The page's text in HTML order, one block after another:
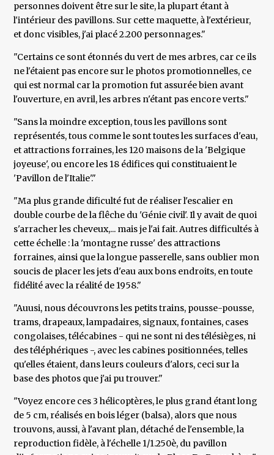
personnes doivent être sur le site, la plupart étant à
l'intérieur des pavillons. Sur cette maquette, à l'extérieur,
et donc visibles, j'ai placé 2.200 personnages."
"Certains ce sont étonnés du vert de mes arbres, car ce ils
ne l'étaient pas encore sur le photos promotionnelles, ce
qui est normal car la promotion fut assurée bien avant
l'ouverture, en avril, les arbres n'étant pas encore verts."
"Sans la moindre exception, tous les pavillons sont
représentés, tous comme le sont toutes les surfaces d'eau,
et attractions forraines, les 120 maisons de la 'Belgique
joyeuse', ou encore les 18 édifices qui constituaient le
'Pavillon de l'Italie'."
"Ma plus grande dificulté fut de réaliser l'escalier en
double courbe de la flêche du 'Génie civil'. Il y avait de quoi
s'arracher les cheveux,... mais je l'ai fait. Autres difficultés à
cette échelle : la 'montagne russe' des attractions
forraines, ainsi que la longue passerelle, sans oublier mon
soucis de placer les jets d'eau aux bons endroits, en toute
fidélité avec la réalité de 1958."
"Auusi, nous découvrons les petits trains, pousse-pousse,
trams, drapeaux, lampadaires, signaux, fontaines, cases
congolaises, télécabines - qui ne sont ni des télésièges, ni
des téléphériques -, avec les cabines positionnées, telles
qu'elles étaient, dans leurs couleurs d'alors, ceci sur la
base des photos que j'ai pu trouver."
"Voyez encore ces 3 hélicoptères, le plus grand étant long
de 5 cm, réalisés en bois léger (balsa), alors que nous
trouvons, aussi, à l'avant plan, détaché de l'ensemble, la
reproduction fidèle, à l'échelle 1/1.250è, du pavillon